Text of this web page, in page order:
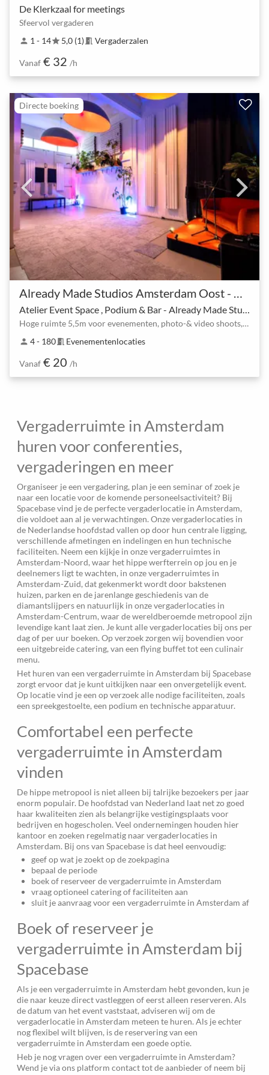
De Klerkzaal for meetings
Sfeervol vergaderen
person 1 - 14star5,0 (1) meeting_room Vergaderzalen
Vanaf € 32 /h
Directe boeking
Hoge ruimte 5,5m voor evenementen, photo-& video shoots, borrels, (bedrijfs)feesten en presentaties.
person 4 - 180meeting_room Evenementenlocaties
Vanaf € 20 /h
Vergaderruimte in Amsterdam
huren voor conferenties,
vergaderingen en meer
Organiseer je een vergadering, plan je een seminar of zoek je
naar een locatie voor de komende personeelsactiviteit? Bij
Spacebase vind je de perfecte vergaderlocatie in Amsterdam,
die voldoet aan al je verwachtingen. Onze vergaderlocaties in
de Nederlandse hoofdstad vallen op door hun centrale ligging,
verschillende afmetingen en indelingen en hun technische
faciliteiten. Neem een kijkje in onze vergaderruimtes in
Amsterdam-Noord, waar het hippe werfterrein op jou en je
deelnemers ligt te wachten, in onze vergaderruimtes in
Amsterdam-Zuid, dat gekenmerkt wordt door bakstenen
huizen, parken en de jarenlange geschiedenis van de
diamantslijpers en natuurlijk in onze vergaderlocaties in
Amsterdam-Centrum, waar de wereldberoemde metropool zijn
levendige kant laat zien. Je kunt alle vergaderlocaties bij ons per
dag of per uur boeken. Op verzoek zorgen wij bovendien voor
een uitgebreide catering, van een flying buffet tot een culinair
menu.
Het huren van een vergaderruimte in Amsterdam bij Spacebase
zorgt ervoor dat je kunt uitkijken naar een onvergetelijk event.
Op locatie vind je een op verzoek alle nodige faciliteiten, zoals
een spreekgestoelte, een podium en technische apparatuur.
Comfortabel een perfecte
vergaderruimte in Amsterdam
vinden
De hippe metropool is niet alleen bij talrijke bezoekers per jaar
enorm populair. De hoofdstad van Nederland laat net zo goed
haar kwaliteiten zien als belangrijke vestigingsplaats voor
bedrijven en hogescholen. Veel ondernemingen houden hier
kantoor en zoeken regelmatig naar vergaderlocaties in
Amsterdam. Bij ons van Spacebase is dat heel eenvoudig:
geef op wat je zoekt op de zoekpagina
bepaal de periode
boek of reserveer de vergaderruimte in Amsterdam
vraag optioneel catering of faciliteiten aan
sluit je aanvraag voor een vergaderruimte in Amsterdam af
Boek of reserveer je
vergaderruimte in Amsterdam bij
Spacebase
Als je een vergaderruimte in Amsterdam hebt gevonden, kun je
die naar keuze direct vastleggen of eerst alleen reserveren. Als
de datum van het event vaststaat, adviseren wij om de
vergaderlocatie in Amsterdam meteen te huren. Als je echter
nog flexibel wilt blijven, is de reservering van een
vergaderruimte in Amsterdam een goede optie.
Heb je nog vragen over een vergaderruimte in Amsterdam?
Wend je via ons platform contact tot de aanbieder of neem bij